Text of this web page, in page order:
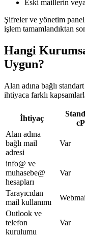
Eski maillerin
Şifreler ve yönetim
işlem tamamlandıktan
Hangi
Uygun?
Alan adına bağlı
ihtiyaca farklı
İhtiyaç
Alan adına
bağlı mail
adresi
Var
info@ ve
muhasebe@
hesapları
Var
Tarayıcıdan
mail kullanımı
Outlook ve
telefon
kurulumu
Var